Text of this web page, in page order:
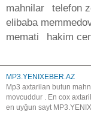
mahnilar
telefon
elibaba
memati
hakim
MP3.YENIXEBER.AZ
Mp3 axtarilan butun
movcuddur . En cox
en uyğun sayt